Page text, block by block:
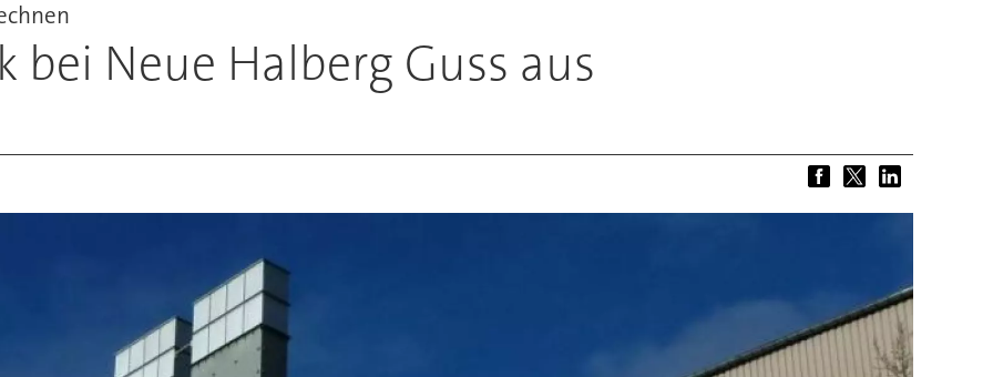
bei Neue Halberg Guss aus